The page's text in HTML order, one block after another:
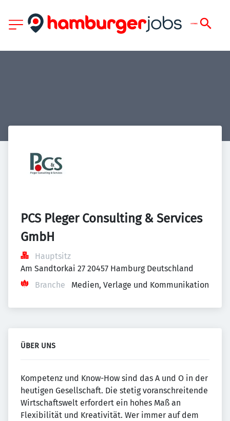
PCS Pleger Consulting & Services
GmbH
Hauptsitz
Am Sandtorkai 27 20457 Hamburg Deutschland
Branche
Medien, Verlage und Kommunikation
ÜBER UNS
Kompetenz und Know-How sind das A und O in der
heutigen Gesellschaft. Die stetig voranschreitende
Wirtschaftswelt erfordert ein hohes Maß an
Flexibilität und Kreativität. Wer immer auf dem